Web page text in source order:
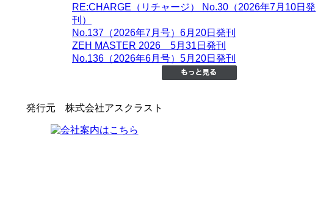
RE:CHARGE（リチャージ） No.30（2026年7月10日発
刊）
No.137（2026年7月号）6月20日発刊
ZEH MASTER 2026 5月31日発刊
No.136（2026年6月号）5月20日発刊
発行元 株式会社アスクラスト